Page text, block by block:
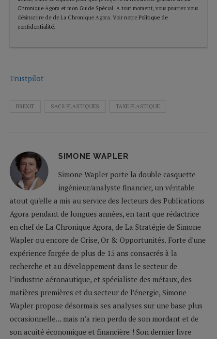
Chronique Agora et mon Guide Spécial. A tout moment, vous pourrez vous
désinscrire de de La Chronique Agora. Voir notre Politique de
confidentialité.
Trustpilot
BREXIT SACS PLASTIQUES TAXE PLASTIQUE
SIMONE WAPLER
Simone Wapler porte la double casquette
ingénieur/analyste financier, un véritable
atout qu'elle a mis au service des lecteurs des Publications
Agora pendant de longues années, en tant que rédactrice
en chef de La Chronique Agora, de La Stratégie de Simone
Wapler ou encore de Crise, Or & Opportunités. Forte d'une
expérience forgée de plus de 15 ans consacrés à la
recherche et au développement dans le secteur de
l’industrie aéronautique, et spécialiste des métaux, des
matières premières et du secteur de l’énergie, Simone
Wapler propose désormais ses analyses sur une base plus
occasionnelle... mais n’a rien perdu de son mordant et de
son acuité économique et financière ! Son dernier livre